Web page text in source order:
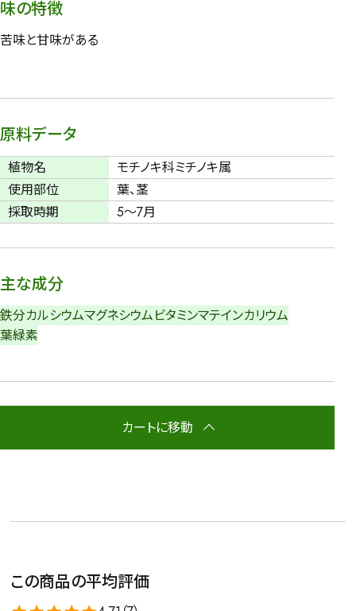
味の特徴
苦味と甘味がある
原料データ
植物名
モチノキ科ミチノキ属
使用部位
葉、茎
採取時期
5～7月
主な成分
鉄分カルシウムマグネシウムビタミンマテインカリウム
葉緑素
カートに移動
この商品の平均評価